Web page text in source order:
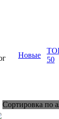
Новые
50
Сортировка по